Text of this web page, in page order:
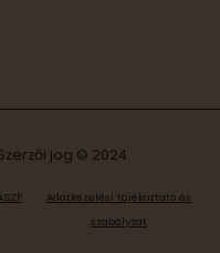
jog © 2024
Adatkezelési tájékoztató és
szabályzat